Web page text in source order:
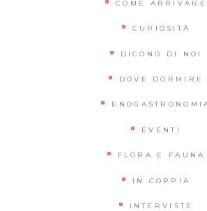
COME ARRIVARE
CURIOSITÀ
DICONO DI NOI
DOVE DORMIRE
EVENTI
FLORA E FAUNA
IN COPPIA
INTERVISTE